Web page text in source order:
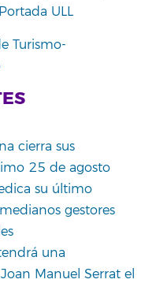
Portada ULL
Turismo-
cierra sus
25 de agosto
su último
gestores
una
Manuel Serrat el